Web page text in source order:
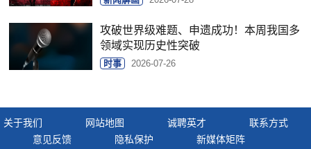
攻破世界级难题、申遗成功！本周我国多
领域实现历史性突破
时事 2026-07-26
关于我们 网站地图 诚聘英才
联系方式
意见反馈
隐私保护 新媒体矩阵